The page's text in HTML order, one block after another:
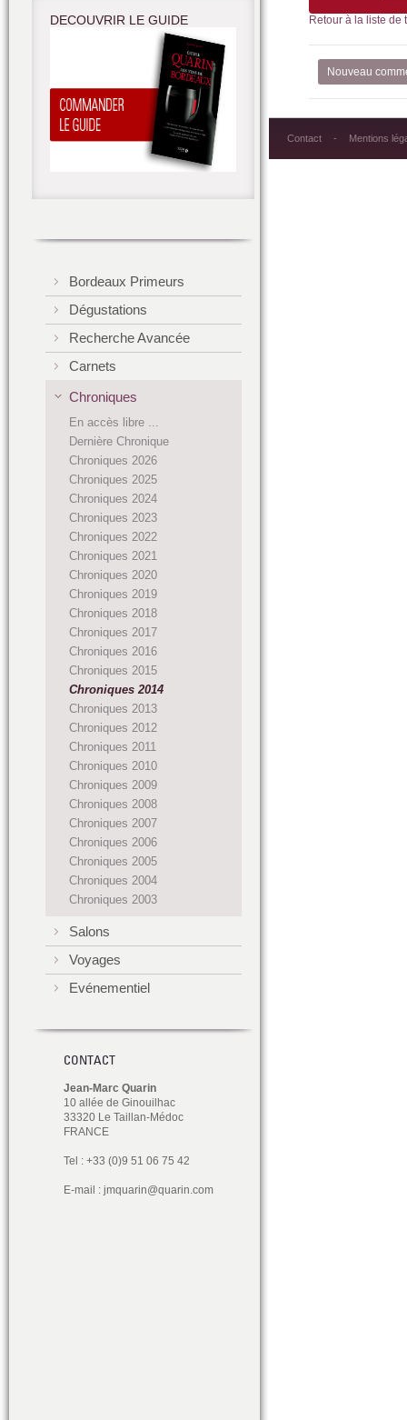
Retour à la liste de
Nouveau
Contact Mentions
DECOUVRIR LE GUIDE
Bordeaux Primeurs
Dégustations
Recherche Avancée
Carnets
Chroniques
En accès libre ...
Dernière Chronique
Chroniques 2026
Chroniques 2025
Chroniques 2024
Chroniques 2023
Chroniques 2022
Chroniques 2021
Chroniques 2020
Chroniques 2019
Chroniques 2018
Chroniques 2017
Chroniques 2016
Chroniques 2015
Chroniques 2014
Chroniques 2013
Chroniques 2012
Chroniques 2011
Chroniques 2010
Chroniques 2009
Chroniques 2008
Chroniques 2007
Chroniques 2006
Chroniques 2005
Chroniques 2004
Chroniques 2003
Salons
Voyages
Evénementiel
CONTACT
Jean-Marc Quarin
10 allée de Ginouilhac
33320 Le Taillan-Médoc
FRANCE
Tel : +33 (0)9 51 06 75 42
E-mail : jmquarin@quarin.com